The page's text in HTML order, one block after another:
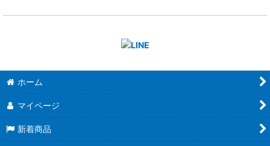
ホーム
マイページ
新着商品